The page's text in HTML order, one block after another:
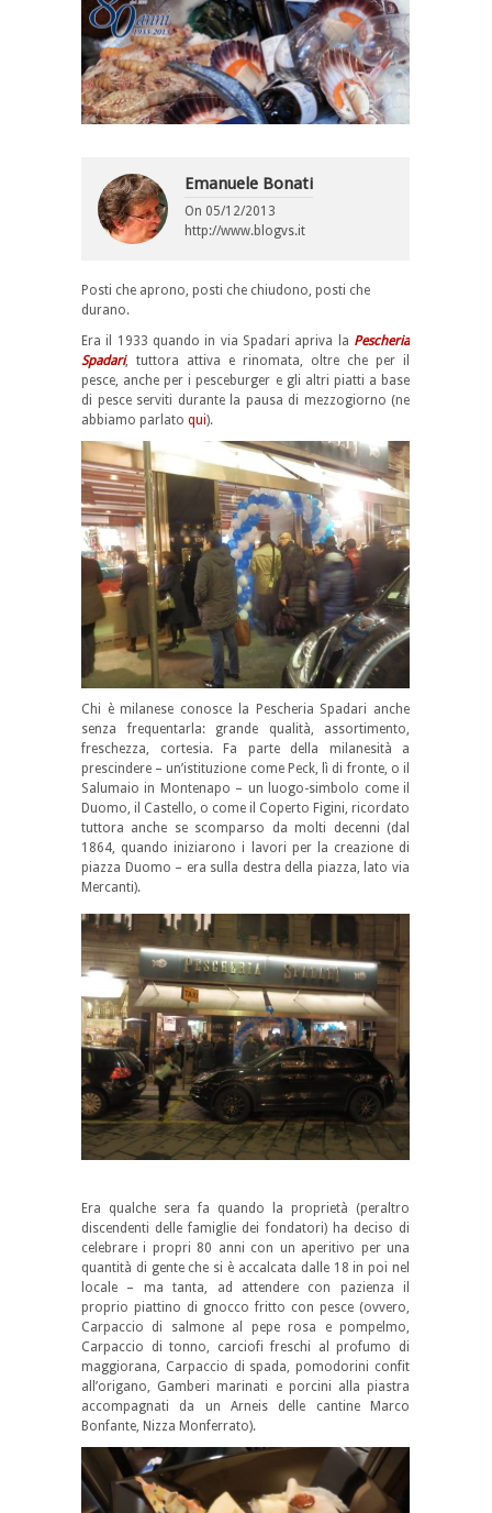
Emanuele Bonati
On 05/12/2013
http://www.blogvs.it
Posti che aprono, posti che chiudono, posti che
durano.
Era il 1933 quando in via Spadari apriva la Pescheria
Spadari, tuttora attiva e rinomata, oltre che per il
pesce, anche per i pesceburger e gli altri piatti a base
di pesce serviti durante la pausa di mezzogiorno (ne
abbiamo parlato qui).
Chi è milanese conosce la Pescheria Spadari anche
senza frequentarla: grande qualità, assortimento,
freschezza, cortesia. Fa parte della milanesità a
prescindere – un’istituzione come Peck, lì di fronte, o il
Salumaio in Montenapo – un luogo-simbolo come il
Duomo, il Castello, o come il Coperto Figini, ricordato
tuttora anche se scomparso da molti decenni (dal
1864, quando iniziarono i lavori per la creazione di
piazza Duomo – era sulla destra della piazza, lato via
Mercanti).
Era qualche sera fa quando la proprietà (peraltro
discendenti delle famiglie dei fondatori) ha deciso di
celebrare i propri 80 anni con un aperitivo per una
quantità di gente che si è accalcata dalle 18 in poi nel
locale – ma tanta, ad attendere con pazienza il
proprio piattino di gnocco fritto con pesce (ovvero,
Carpaccio di salmone al pepe rosa e pompelmo,
Carpaccio di tonno, carciofi freschi al profumo di
maggiorana, Carpaccio di spada, pomodorini confit
all’origano, Gamberi marinati e porcini alla piastra
accompagnati da un Arneis delle cantine Marco
Bonfante, Nizza Monferrato).